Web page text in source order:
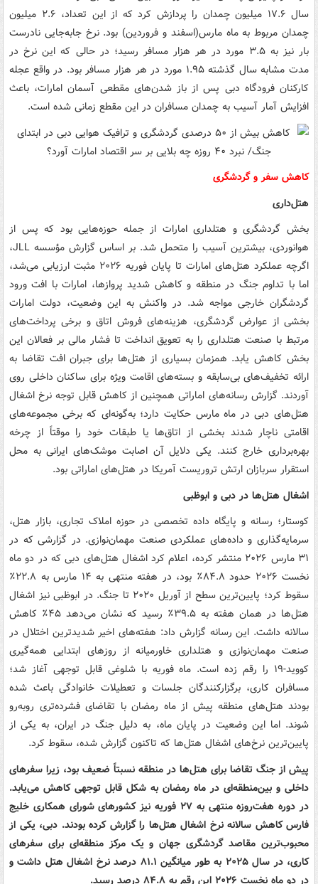
سال ۱۷.۶ میلیون چمدان را پردازش کرد که از این تعداد، ۲.۶ میلیون
چمدان مربوط به ماه مارس(اسفند و فروردین) بود. نرخ جابه‌جایی نادرست
بار نیز به ۳.۵ مورد در هر هزار مسافر رسید؛ در حالی که این نرخ در
مدت مشابه سال گذشته ۱.۹۵ مورد در هر هزار مسافر بود. در واقع عجله
کارکنان فرودگاه دبی پس از باز شدن‌های مقطعی آسمان امارات، باعث
افزایش آمار آسیب به چمدان‌ مسافران در این مقطع زمانی شده است.
کاهش سفر و گردشگری
هتل‌داری
بخش گردشگری و هتلداری امارات از جمله حوزه‌هایی بود که پس از
هوانوردی، بیشترین آسیب را متحمل شد. بر اساس گزارش مؤسسه JLL،
اگرچه عملکرد هتل‌های امارات تا پایان فوریه ۲۰۲۶ مثبت ارزیابی می‌شد،
اما با تداوم جنگ در منطقه و کاهش شدید پروازها، امارات با افت ورود
گردشگران خارجی مواجه شد. در واکنش به این وضعیت، دولت امارات
بخشی از عوارض گردشگری، هزینه‌های فروش اتاق و برخی پرداخت‌های
مرتبط با صنعت هتلداری را به تعویق انداخت تا فشار مالی بر فعالان این
بخش کاهش یابد. همزمان بسیاری از هتل‌ها برای جبران افت تقاضا به
ارائه تخفیف‌های بی‌سابقه و بسته‌های اقامت ویژه برای ساکنان داخلی روی
آوردند. گزارش‌ رسانه‌های اماراتی همچنین از کاهش قابل توجه نرخ اشغال
هتل‌های دبی در ماه مارس حکایت دارد؛ به‌گونه‌ای که برخی مجموعه‌های
اقامتی ناچار شدند بخشی از اتاق‌ها یا طبقات خود را موقتاً از چرخه
بهره‌برداری خارج کنند. یکی دلایل آن اصابت موشک‌های ایرانی به محل
استقرار سربازان ارتش تروریست آمریکا در هتل‌های اماراتی بود.
اشغال هتل‌ها در دبی و ابوظبی
کوستار؛ رسانه و پایگاه داده تخصصی در حوزه املاک تجاری، بازار هتل،
سرمایه‌گذاری و داده‌های عملکردی صنعت مهمان‌نوازی. در گزارشی که در
۳۱ مارس ۲۰۲۶ منتشر کرده، اعلام کرد اشغال هتل‌های دبی که در دو ماه
نخست ۲۰۲۶ حدود ۸۴.۸٪ بود، در هفته منتهی به ۱۴ مارس به ۲۲.۸٪
سقوط کرد؛ پایین‌ترین سطح از آوریل ۲۰۲۰ تا جنگ. در ابوظبی نیز اشغال
هتل‌ها در همان هفته به ۳۹.۵٪ رسید که نشان می‌دهد ۴۵٪ کاهش
سالانه داشت. این رسانه گزارش داد: هفته‌های اخیر شدیدترین اختلال در
صنعت مهمان‌نوازی و هتلداری خاورمیانه از روزهای ابتدایی همه‌گیری
کووید-۱۹ را رقم زده است. ماه فوریه با شلوغی قابل توجهی آغاز شد؛
مسافران کاری، برگزارکنندگان جلسات و تعطیلات خانوادگی باعث شده
بودند هتل‌های منطقه پیش از ماه رمضان با تقاضای فشرده‌تری روبه‌رو
شوند. اما این وضعیت در پایان ماه، به دلیل جنگ در ایران، به یکی از
پایین‌ترین نرخ‌های اشغال هتل‌ها که تاکنون گزارش شده، سقوط کرد.
پیش از جنگ تقاضا برای هتل‌ها در منطقه نسبتاً ضعیف بود، زیرا سفرهای
داخلی و بین‌منطقه‌ای در ماه رمضان به شکل قابل توجهی کاهش می‌یابد.
در دوره هفت‌روزه منتهی به ۲۷ فوریه نیز کشورهای شورای همکاری خلیج
فارس کاهش سالانه نرخ اشغال هتل‌ها را گزارش کرده بودند. دبی، یکی از
محبوب‌ترین مقاصد گردشگری جهان و یک مرکز منطقه‌ای برای سفرهای
کاری، در سال ۲۰۲۵ به طور میانگین ۸۱.۱ درصد نرخ اشغال هتل داشت و
در دو ماه نخست ۲۰۲۶ این رقم به ۸۴.۸ درصد رسید.